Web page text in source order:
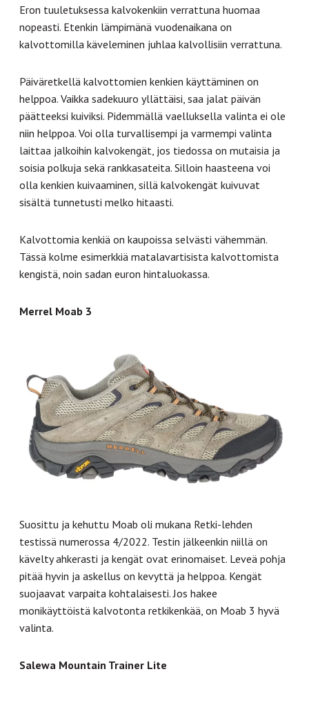
Eron tuuletuksessa kalvokenkiin verrattuna huomaa
nopeasti. Etenkin lämpimänä vuodenaikana on
kalvottomilla käveleminen juhlaa kalvollisiin verrattuna.
Päiväretkellä kalvottomien kenkien käyttäminen on
helppoa. Vaikka sadekuuro yllättäisi, saa jalat päivän
päätteeksi kuiviksi. Pidemmällä vaelluksella valinta ei ole
niin helppoa. Voi olla turvallisempi ja varmempi valinta
laittaa jalkoihin kalvokengät, jos tiedossa on mutaisia ja
soisia polkuja sekä rankkasateita. Silloin haasteena voi
olla kenkien kuivaaminen, sillä kalvokengät kuivuvat
sisältä tunnetusti melko hitaasti.
Kalvottomia kenkiä on kaupoissa selvästi vähemmän.
Tässä kolme esimerkkiä matalavartisista kalvottomista
kengistä, noin sadan euron hintaluokassa.
Merrel Moab 3
Suosittu ja kehuttu Moab oli mukana Retki-lehden
testissä numerossa 4/2022. Testin jälkeenkin niillä on
kävelty ahkerasti ja kengät ovat erinomaiset. Leveä pohja
pitää hyvin ja askellus on kevyttä ja helppoa. Kengät
suojaavat varpaita kohtalaisesti. Jos hakee
monikäyttöistä kalvotonta retkikenkää, on Moab 3 hyvä
valinta.
Salewa Mountain Trainer Lite